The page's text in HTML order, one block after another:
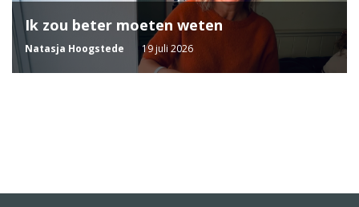
Ik zou beter moeten weten
Natasja Hoogstede 19 juli 2026